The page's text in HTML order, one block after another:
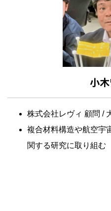
小
株式会社レヴィ 顧問 /
複合材料構造や航空宇
関する研究に取り組む